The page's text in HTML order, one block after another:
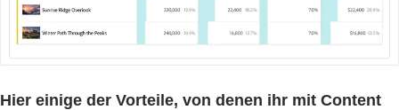
Hier einige der Vorteile, von denen ihr mit Content